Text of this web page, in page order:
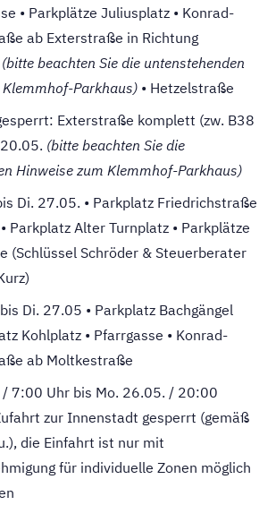
• Parkplätze Juliusplatz • Konrad-
ab Exterstraße in Richtung
(bitte beachten Sie die untenstehenden
Parkhaus) • Hetzelstraße
Exterstraße komplett (zw. B38
(bitte beachten Sie die
Hinweise zum Klemmhof-Parkhaus)
Di. 27.05. • Parkplatz Friedrichstraße
Parkplatz Alter Turnplatz • Parkplätze
(Schlüssel Schröder & Steuerberater
Di. 27.05 • Parkplatz Bachgängel
Kohlplatz • Pfarrgasse • Konrad-
ab Moltkestraße
7:00 Uhr bis Mo. 26.05. / 20:00
zur Innenstadt gesperrt (gemäß
die Einfahrt ist nur mit
für individuelle Zonen möglich